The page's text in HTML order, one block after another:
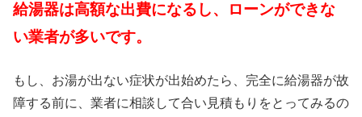
給湯器は高額な出費になるし、ローンができな
い業者が多いです。
もし、お湯が出ない症状が出始めたら、完全に給湯器が故
障する前に、業者に相談して合い見積もりをとってみるの